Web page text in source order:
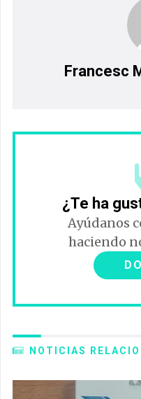
Francesc
¿Te ha
Ayúdanos
haciendo
NOTICIAS